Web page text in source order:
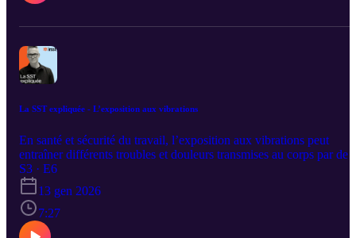
La SST expliquée - L’exposition aux vibrations
En santé et sécurité du travail, l’exposition aux vibrations peut
entraîner différents troubles et douleurs transmises au corps par des
machines ou des outils. De nombreuses recherches ont été menées
pour comprendre comment ces vibrations affectent le corps
Pierre Marcotte, professionnel chercheur, nous explique comment
des travaux de l’IRSST ont mené à des recommandations visant à
limiter l’exposition, notamment en réduisant le temps d’utilisation
S3 · E6
13 gen 2026
7:27